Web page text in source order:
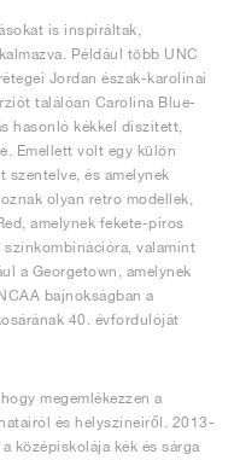
is inspiráltak,
Például több UNC
Jordan észak-karolinai
találóan Carolina Blue-
hasonló kékkel díszített,
Emellett volt egy külön
szentelve, és amelynek
olyan retro modellek,
amelynek fekete-piros
valamint
a Georgetown, amelynek
bajnokságban a
40. évfordulóját
megemlékezzen a
és helyszíneiről. 2013-
középiskolája kék és sárga